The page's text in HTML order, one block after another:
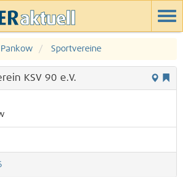
Sportvereine
KSV 90 e.V.